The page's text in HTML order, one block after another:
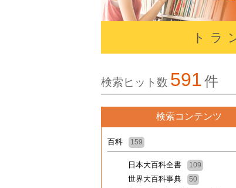
トラ
検索ヒット数 591件
検索コンテンツ
百科 159
日本大百科全書 109
世界大百科事典 50